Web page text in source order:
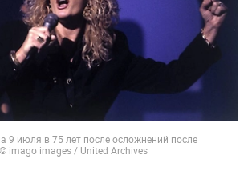
9 июля в 75 лет после осложнений после
imago images / United Archives